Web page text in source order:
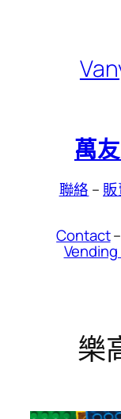
萬
聯絡 –
Contact
樂